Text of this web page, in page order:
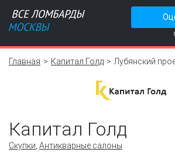
Главная Капитал Голд Лубянский
Капитал Голд
Скупки, Антикварные салоны